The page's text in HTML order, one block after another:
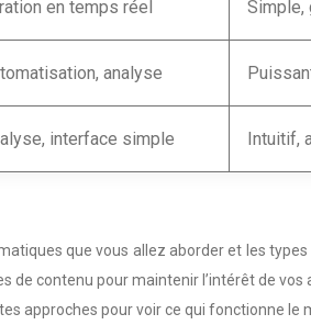
en temps réel Simple,
analyse
interface simple Intuitif,
que vous allez aborder et les
contenu pour maintenir l’intérêt de
approches pour voir ce qui fonctionne le